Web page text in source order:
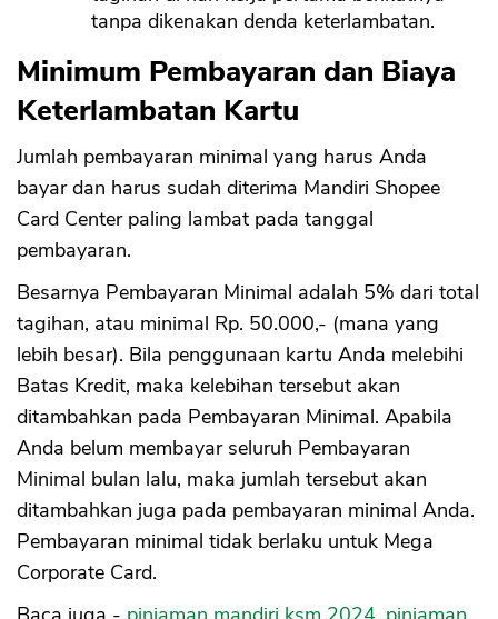
tanpa dikenakan denda keterlambatan.
Minimum Pembayaran dan Biaya
Keterlambatan Kartu
Jumlah pembayaran minimal yang harus Anda
bayar dan harus sudah diterima Mandiri Shopee
Card Center paling lambat pada tanggal
pembayaran.
Besarnya Pembayaran Minimal adalah 5% dari total
tagihan, atau minimal Rp. 50.000,- (mana yang
lebih besar). Bila penggunaan kartu Anda melebihi
Batas Kredit, maka kelebihan tersebut akan
ditambahkan pada Pembayaran Minimal. Apabila
Anda belum membayar seluruh Pembayaran
Minimal bulan lalu, maka jumlah tersebut akan
ditambahkan juga pada pembayaran minimal Anda.
Pembayaran minimal tidak berlaku untuk Mega
Corporate Card.